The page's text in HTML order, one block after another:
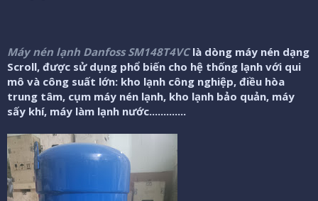
Máy nén lạnh Danfoss SM148T4VClà dòng máy nén dạng
Scroll, được sử dụng phổ biến cho hệ thống lạnh với qui
mô và công suất lớn: kho lạnh công nghiệp, điều hòa
trung tâm, cụm máy nén lạnh, kho lạnh bảo quản, máy
sấy khí, máy làm lạnh nước.............